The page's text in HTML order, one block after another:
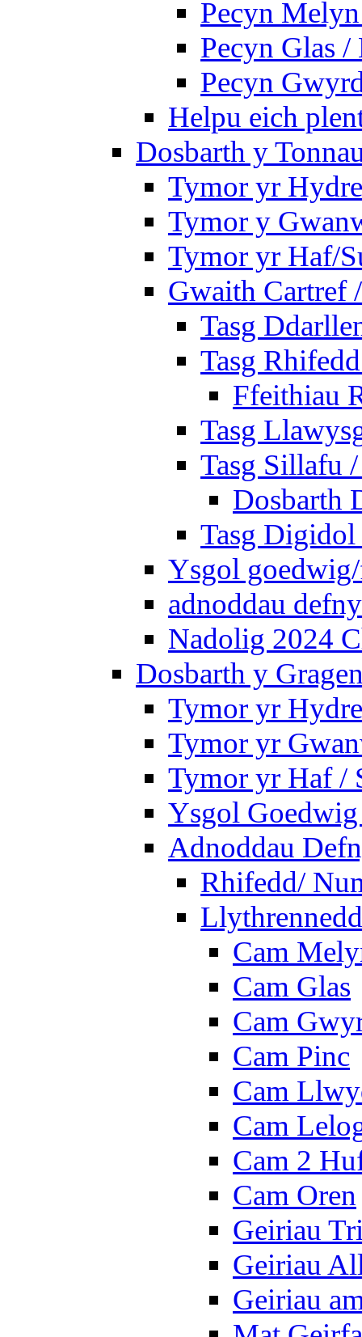
Pecyn
Pecyn Glas /
Pecyn
Helpu eich
Dosbarth y
Tymor yr
Tymor y
Tymor yr Haf/
Gwaith Cartref
Tasg
Tasg
Ffeithiau
Tasg
Tasg Sillafu
Dosbarth
Tasg
Ysgol
adnoddau
Nadolig 2024
Dosbarth y
Tymor yr
Tymor yr
Tymor yr Haf /
Ysgol
Adnoddau
Rhifedd/
Cam
Cam Glas
Cam
Cam Pinc
Cam
Cam
Cam 2
Cam Oren
Geiriau
Geiriau
Geiriau